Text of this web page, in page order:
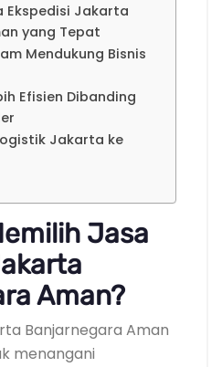
Ekspedisi Jakarta
yang Tepat
Mendukung Bisnis
Efisien Dibanding
Jakarta ke
Jasa
Aman?
Banjarnegara Aman
menangani